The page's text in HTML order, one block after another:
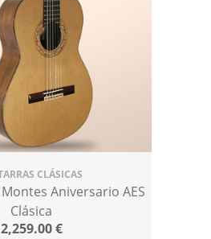
CLÁSICAS
Aniversario AES
Clásica
2,259.00€